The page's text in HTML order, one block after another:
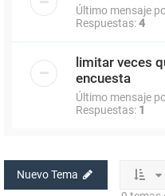
Último mensaje
Respuestas:4
limitar veces
encuesta
Último mensaje
Respuestas: 1
Nuevo Tema